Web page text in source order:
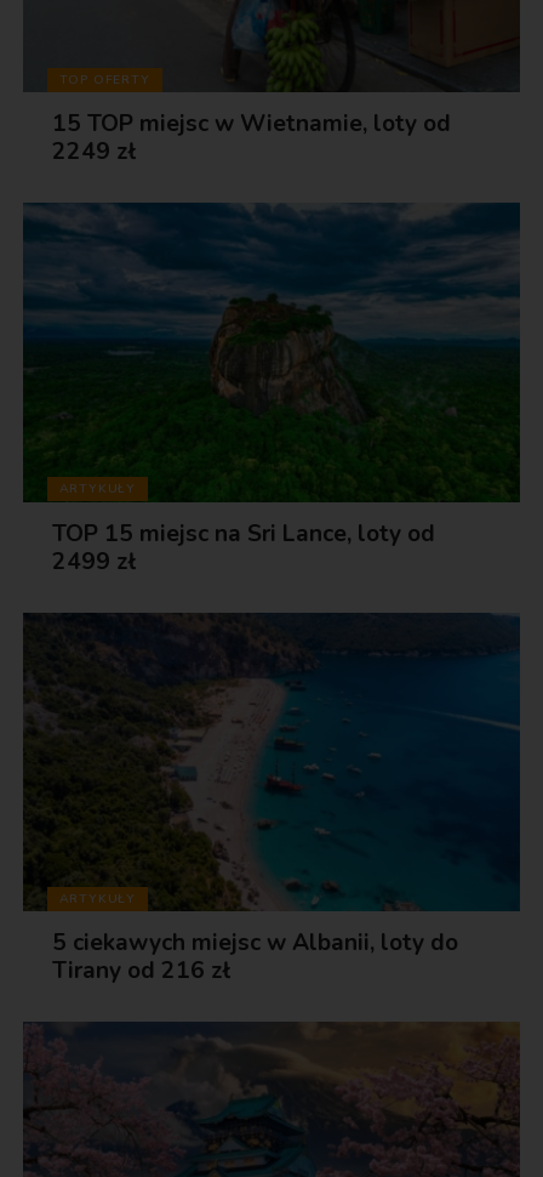
TOP OFERTY
15 TOP miejsc w Wietnamie, loty od
2249 zł
ARTYKUŁY
TOP 15 miejsc na Sri Lance, loty od
2499 zł
ARTYKUŁY
5 ciekawych miejsc w Albanii, loty do
Tirany od 216 zł